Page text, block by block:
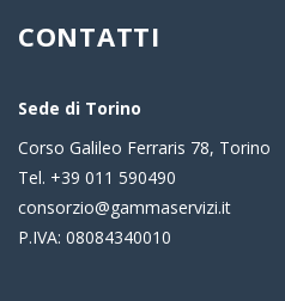
CONTATTI
Sede di Torino
Corso Galileo Ferraris 78, Torino
Tel. +39 011 590490
consorzio@gammaservizi.it
P.IVA: 08084340010